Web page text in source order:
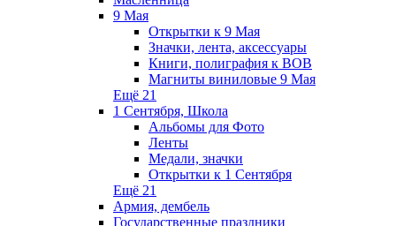
9 Мая
Открытки к 9 Мая
Значки, лента, аксессуары
Книги, полиграфия к ВОВ
Магниты виниловые 9 Мая
Ещё 21
1 Сентября, Школа
Альбомы для Фото
Ленты
Медали, значки
Открытки к 1 Сентября
Ещё 21
Армия, дембель
Государственные праздники